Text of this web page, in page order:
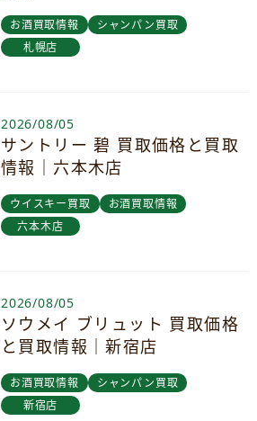
お酒買取情報
シャンパン買取
札幌店
2026/08/05
サントリー 碧 買取価格と買取
情報｜六本木店
ウイスキー買取
お酒買取情報
六本木店
2026/08/05
ソウメイ ブリュット 買取価格
と買取情報｜新宿店
お酒買取情報
シャンパン買取
新宿店